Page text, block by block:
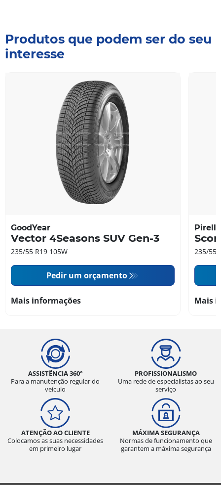
Produtos que podem ser do seu
interesse
GoodYear
Vector 4Seasons SUV Gen-3
235/55 R19 105W
Pedir um orçamento
Mais informações
Pirelli
235/55
Mais
ASSISTÊNCIA 360°
Para a manutenção regular do
veículo
PROFISSIONALISMO
Uma rede de especialistas ao seu
serviço
ATENÇÃO AO CLIENTE
Colocamos as suas necessidades
em primeiro lugar
MÁXIMA SEGURANÇA
Normas de funcionamento que
garantem a máxima segurança